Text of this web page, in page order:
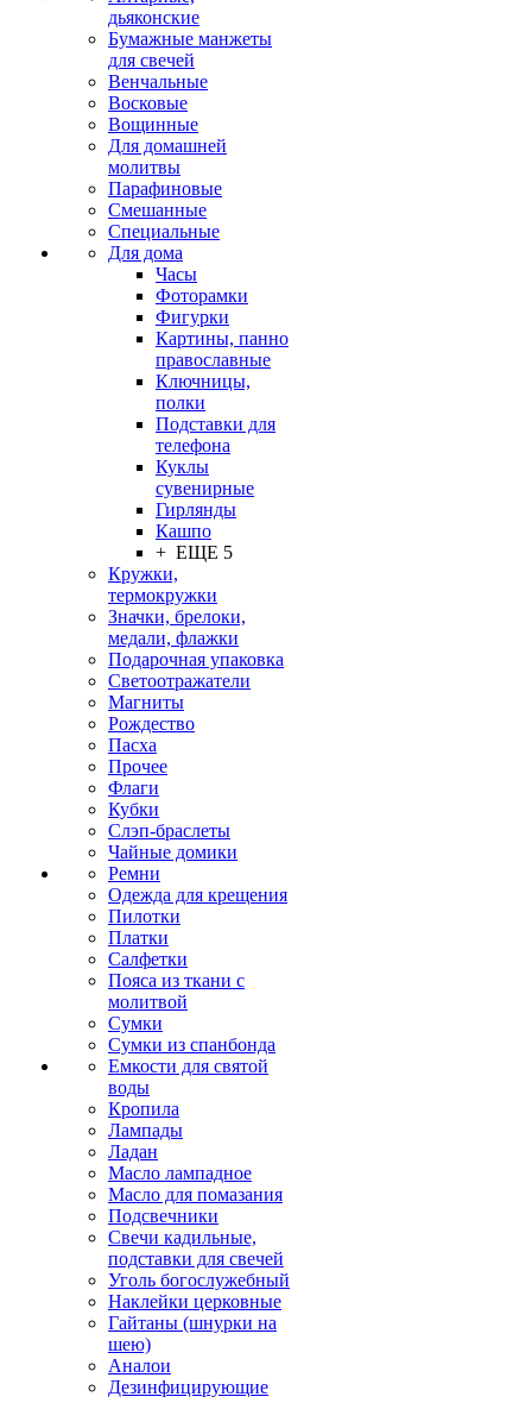
дьяконские
Бумажные манжеты
для свечей
Венчальные
Восковые
Вощинные
Для домашней
молитвы
Парафиновые
Смешанные
Специальные
Для дома
Часы
Фоторамки
Фигурки
Картины, панно
православные
Ключницы,
полки
Подставки для
телефона
Куклы
сувенирные
Гирлянды
Кашпо
+ ЕЩЕ 5
Кружки,
термокружки
Значки, брелоки,
медали, флажки
Подарочная упаковка
Светоотражатели
Магниты
Рождество
Пасха
Прочее
Флаги
Кубки
Слэп-браслеты
Чайные домики
Ремни
Одежда для крещения
Пилотки
Платки
Салфетки
Пояса из ткани с
молитвой
Сумки
Сумки из спанбонда
Емкости для святой
воды
Кропила
Лампады
Ладан
Масло лампадное
Масло для помазания
Подсвечники
Свечи кадильные,
подставки для свечей
Уголь богослужебный
Наклейки церковные
Гайтаны (шнурки на
шею)
Аналои
Дезинфицирующие